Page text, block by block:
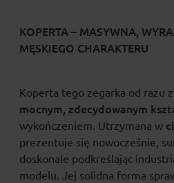
KOPERTA – MASYWNA,
MĘSKIEGO CHARAKTERU
Koperta tego zegarka od razu
mocnym, zdecydowanym
wykończeniem. Utrzymana w
prezentuje się nowocześnie,
doskonale podkreślając
modelu. Jej solidna forma